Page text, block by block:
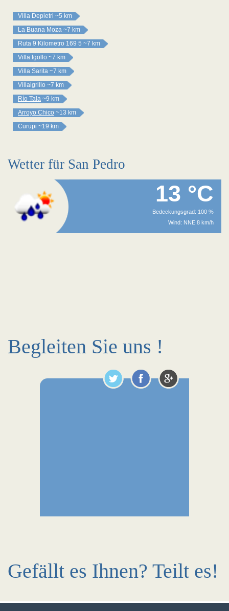
Villa Depietri ~5 km
La Buana Moza ~7 km
Ruta 9 Kilometro 169 5 ~7 km
Villa Igollo ~7 km
Villa Sarita ~7 km
Villaigrillo ~7 km
Río Tala ~9 km
Arroyo Chico ~13 km
Curupi ~19 km
Wetter für San Pedro
13 °C
Bedeckungsgrad: 100 %
Wind: NNE 8 km/h
Begleiten Sie uns !
Gefällt es Ihnen? Teilt es!